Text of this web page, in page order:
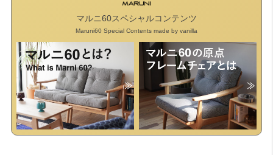
マルニ60スペシャルコンテンツ
Maruni60 Special Contents made by vanilla